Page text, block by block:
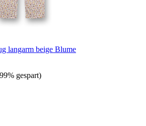
langarm beige Blume
gespart)